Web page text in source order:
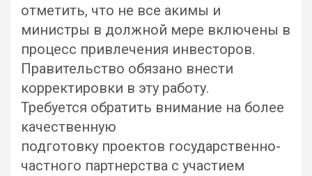
отметить, что не все акимы и
министры в должной мере включены в
процесс привлечения инвесторов.
Правительство обязано внести
корректировки в эту работу.
Требуется обратить внимание на более
качественную
подготовку проектов государственно-
частного партнерства с участием